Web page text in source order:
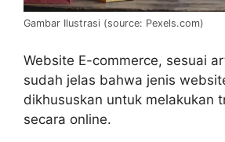
Gambar Ilustrasi (source: Pexels.com)
Website E-commerce, sesuai
sudah jelas bahwa jenis
dikhususkan untuk melakukan
secara online.